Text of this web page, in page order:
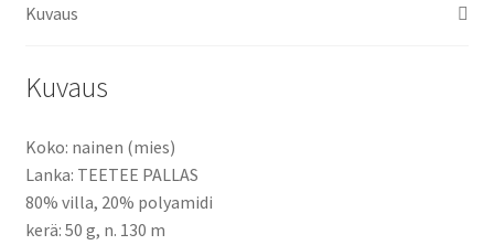
Kuvaus
Kuvaus
Koko: nainen (mies)
Lanka: TEETEE PALLAS
80% villa, 20% polyamidi
kerä: 50 g, n. 130 m